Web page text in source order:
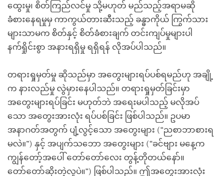
ထွေးမှု၊ စိတ်ကြည်လင်မှု သို့မဟုတ် မည်သည့်အရာမဆို
ခံစားနေရမှုမှ ကာကွယ်တားဆီးသည့် ခန္ဓာကိုယ် ကြွက်သား
များသာမက စိတ်နှင့် စိတ်ခံစားချက် တင်းကျပ်မှုများပါ
နက်ရှိုင်းစွာ အနားရရှိမှု ရရှိရန် လိုအပ်ပါသည်။
တရားရှုမှတ်မှု ဆိုသည်မှာ အတွေးများရပ်ပစ်ရမည်ဟု အချို့
က နားလည်မှု လွဲမှားနေပါသည်။ တရားရှုမှတ်ခြင်းမှာ
အတွေးများရပ်ခြင်း မဟုတ်ဘဲ အရေးမပါသည့် မလိုအပ်
သော အတွေးအားလုံး ရပ်ပစ်ခြင်း ဖြစ်ပါသည်။ ဥပမာ
အနာဂတ်အတွက် ပျံ့လွင့်သော အတွေးများ (“ညစာဘာစားရ
မလဲ။”) နှင့် အပျက်သဘော အတွေးများ (“ခင်ဗျား မနေ့က
ကျွန်တော့်အပေါ် တော်တော်လေး တွန့်တိုတယ်နော်။
တော်တော်ဆိုးတဲ့လူပဲ။”) ဖြစ်ပါသည်။ ဤအတွေးအားလုံး